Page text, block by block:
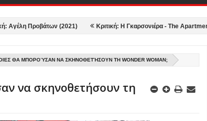
Προβάτων (2021) Κριτική: Η Γκαρσονιέρα - The Apartment (1960)
ΘΑ ΜΠΟΡΟΎΣΑΝ ΝΑ ΣΚΗΝΟΘΕΤΉΣΟΥΝ ΤΗ WONDER WOMAN;
να σκηνοθετήσουν τη